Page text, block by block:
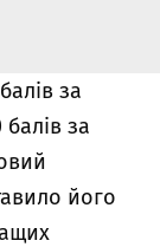
за
за
його